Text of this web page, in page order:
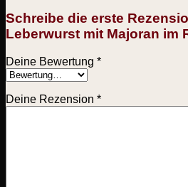
Schreibe die erste
Leberwurst mit Majoran im
Deine Bewertung *
Deine Rezension *